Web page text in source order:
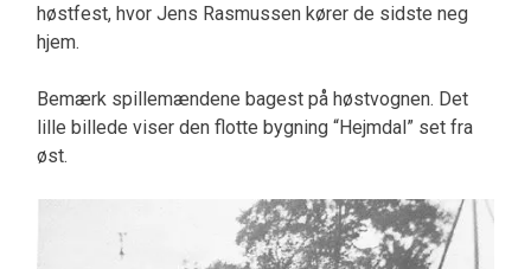
høstfest, hvor Jens Rasmussen kører de sidste neg
hjem.
Bemærk spillemændene bagest på høstvognen. Det
lille billede viser den flotte bygning “Hejmdal” set fra
øst.